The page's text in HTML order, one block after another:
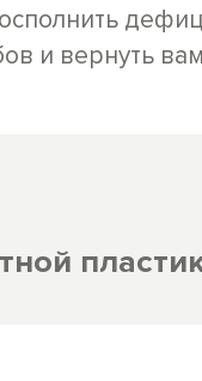
и вернуть